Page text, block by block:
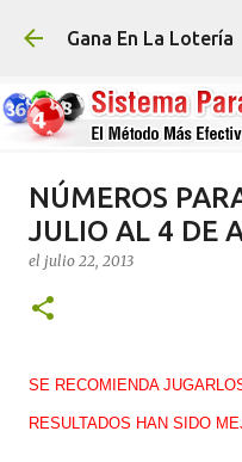
Ir al
Gana En La Lotería
NÚMEROS
JULIO AL 4 DE
el julio 22, 2013
SE RECOMIENDA
RESULTADOS HAN SIDO